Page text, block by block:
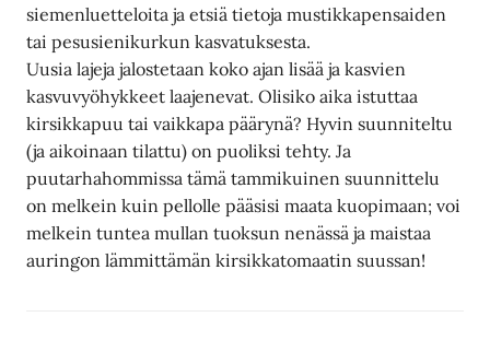
siemenluetteloita ja etsiä tietoja mustikkapensaiden
tai pesusienikurkun kasvatuksesta.
Uusia lajeja jalostetaan koko ajan lisää ja kasvien
kasvuvyöhykkeet laajenevat. Olisiko aika istuttaa
kirsikkapuu tai vaikkapa päärynä? Hyvin suunniteltu
(ja aikoinaan tilattu) on puoliksi tehty. Ja
puutarhahommissa tämä tammikuinen suunnittelu
on melkein kuin pellolle pääsisi maata kuopimaan; voi
melkein tuntea mullan tuoksun nenässä ja maistaa
auringon lämmittämän kirsikkatomaatin suussan!